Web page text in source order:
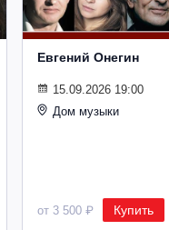
Евгений Онегин
15.09.2026 19:00
Дом музыки
от 3 500 ₽ Купить